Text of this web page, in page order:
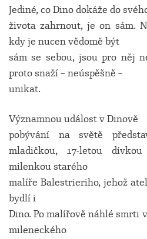
Jediné, co Dino dokáže do
života zahrnout, je on sám.
kdy je nucen vědomě být
sám se sebou, jsou pro něj
proto snaží – neúspěšně –
unikat.
Významnou událost v Dinově
pobývání na světě
mladičkou, 17-letou dívkou
milenkou starého
malíře Balestrieriho, jehož
bydlí i
Dino. Po malířově náhlé smrti
mileneckého